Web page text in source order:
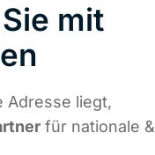
mit
Adresse liegt,
für nationale &